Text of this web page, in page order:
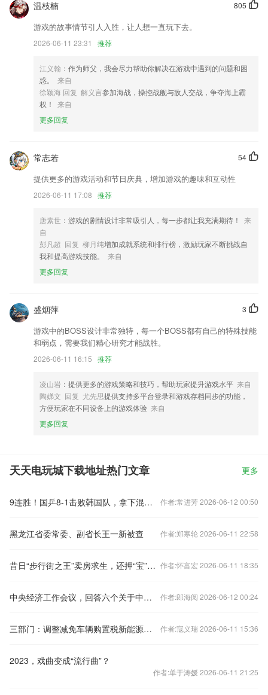
6.每个假名都配合了真人老师讲解视频，远离枯燥，无聊的自学。
优化主页样式
支付相关逻辑优化
欢迎您提交任何意见,我们会细心聆听和并解决
联系我们
以上就是天天电玩城下载地址的介绍，如果您喜欢这款软件，您可以到应
优化修改。
805
温枝楠
游戏的故事情节引人入胜，让人想一直玩下去。
2026-06-11 23:31 推荐
江义翰 ：作为师父，我会尽力帮助你解决在游戏中遇到的问题和困
惑。
来自
徐颖海 回复 解义言参加海战，操控战舰与敌人交战，争夺海上霸
权！
来自
更多回复
54
常志若
提供更多的游戏活动和节日庆典，增加游戏的趣味和互动性
2026-06-11 17:08 推荐
唐素世 ：游戏的剧情设计非常吸引人，每一步都让我充满期待！
来
自
彭凡超 回复 柳月纯增加成就系统和排行榜，激励玩家不断挑战自
我和提高游戏技能。
来自
更多回复
3
盛烟萍
游戏中的BOSS设计非常独特，每一个BOSS都有自己的特殊技能
和弱点，需要我们精心研究才能战胜。
2026-06-11 16:15 推荐
凌山岩 ：提供更多的游戏策略和技巧，帮助玩家提升游戏水平 来自
陶娣文 回复 尤先思提供支持多平台登录和游戏存档同步的功能，
方便玩家在不同设备上的游戏体验 来自
更多回复
天天电玩城下载地址热门文章 更多
9连胜！国乒8-1击败韩国队，拿下混合团体世界杯冠军 作者:常进芳 2026-06-12 00:50
黑龙江省委常委、副省长王一新被查 作者:郑寒轮 2026-06-11 22:58
昔日“步行街之王”卖房求生，还押“宝”千元羽绒服 作者:怀富宏 2026-06-11 18:35
中央经济工作会议，回答六个关于中国经济的重要问题 作者:郎海阅 2026-06-12 00:24
三部门：调整减免车辆购置税新能源汽车产品技术要求 作者:寇义瑞 2026-06-11 15:36
2023，戏曲变成“流行曲”？
作者:单于涛媛 2026-06-11 21:25